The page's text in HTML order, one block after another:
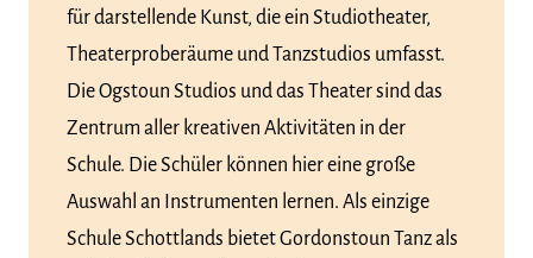
für darstellende Kunst, die ein Studiotheater,
Theaterproberäume und Tanzstudios umfasst.
Die Ogstoun Studios und das Theater sind das
Zentrum aller kreativen Aktivitäten in der
Schule. Die Schüler können hier eine große
Auswahl an Instrumenten lernen. Als einzige
Schule Schottlands bietet Gordonstoun Tanz als